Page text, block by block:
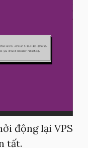
động lại VPS
tất.